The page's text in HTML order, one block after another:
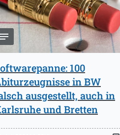
100
in BW
ausgestellt, auch in
und Bretten